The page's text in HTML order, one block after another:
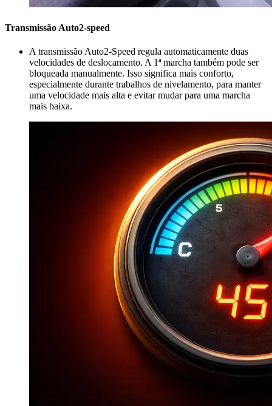
Transmissão Auto2-speed
A transmissão Auto2-Speed regula automaticamente duas
velocidades de deslocamento. A 1ª marcha também pode ser
bloqueada manualmente. Isso significa mais conforto,
especialmente durante trabalhos de nivelamento, para manter
uma velocidade mais alta e evitar mudar para uma marcha
mais baixa.